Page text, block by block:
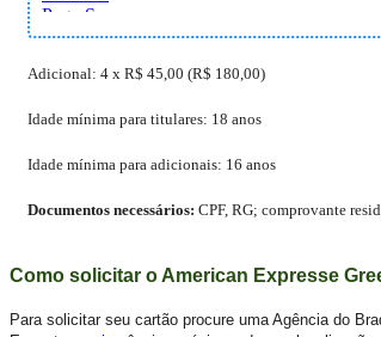
Adicional: 4 x R$ 45,00 (R$ 180,00)
Idade mínima para titulares: 18 anos
Idade mínima para adicionais: 16 anos
Documentos necessários: CPF, RG; comprovante
Como solicitar o American Expresse
Para solicitar seu cartão procure uma Agência do